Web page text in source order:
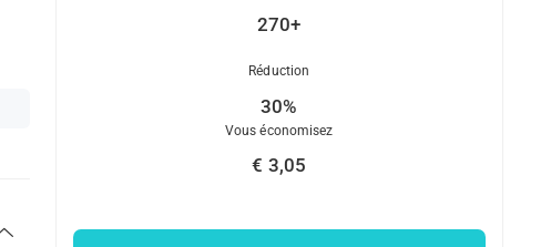
270+
Réduction
30%
Vous économisez
€ 3,05